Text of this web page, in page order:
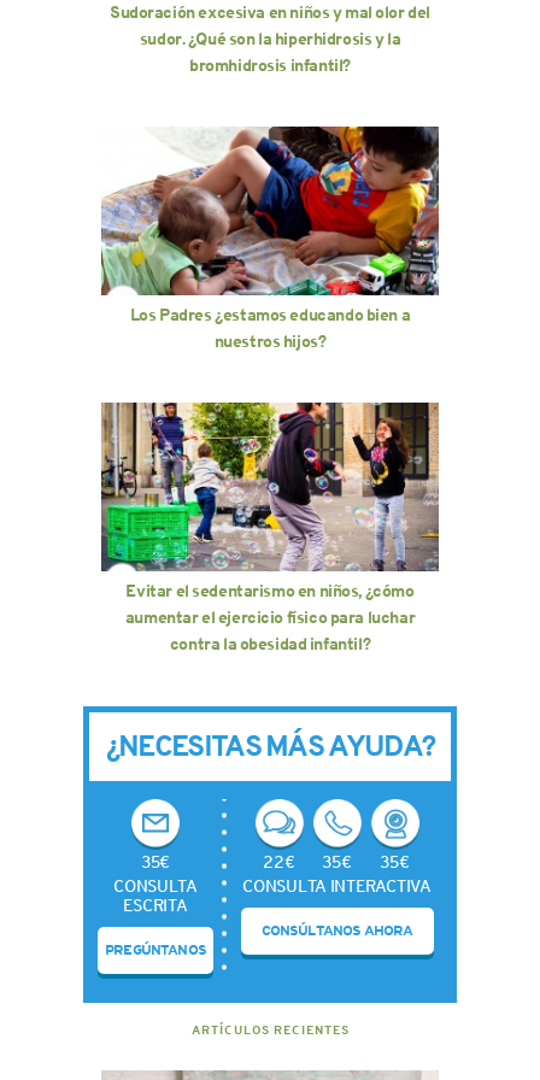
Sudoración excesiva en niños y mal olor del
sudor. ¿Qué son la hiperhidrosis y la
bromhidrosis infantil?
Los Padres ¿estamos educando bien a
nuestros hijos?
Evitar el sedentarismo en niños, ¿cómo
aumentar el ejercicio físico para luchar
contra la obesidad infantil?
¿NECESITAS MÁS AYUDA?
35€
CONSULTA
ESCRITA
PREGÚNTANOS
22€ 35€
35€
CONSULTA INTERACTIVA
CONSÚLTANOS AHORA
ARTÍCULOS RECIENTES